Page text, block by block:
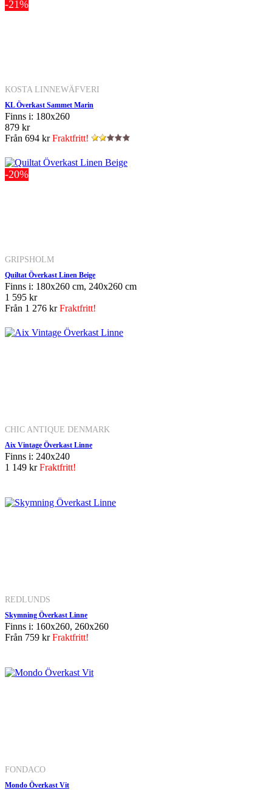
-21%
KOSTA LINNEWÄFVERI
KL Överkast Sammet Marin
Finns i: 180x260
879 kr
Från 694 krFraktfritt!
-20%
GRIPSHOLM
Quiltat Överkast Linen Beige
Finns i: 180x260 cm, 240x260 cm
1 595 kr
Från 1 276 krFraktfritt!
CHIC ANTIQUE DENMARK
Aix Vintage Överkast Linne
Finns i: 240x240
1 149 krFraktfritt!
REDLUNDS
Skymning Överkast Linne
Finns i: 160x260, 260x260
Från 759 krFraktfritt!
FONDACO
Mondo Överkast Vit